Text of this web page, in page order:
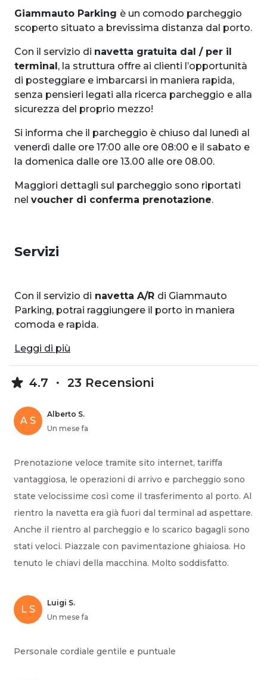
Giammauto Parking è un comodo parcheggio
scoperto situato a brevissima distanza dal porto.
Con il servizio di navetta gratuita dal / per il
terminal , la struttura offre ai clienti l’opportunità
di posteggiare e imbarcarsi in maniera rapida,
senza pensieri legati alla ricerca parcheggio e alla
sicurezza del proprio mezzo!
Si informa che il parcheggio è chiuso dal lunedì al
venerdì dalle ore 17:00 alle ore 08:00 e il sabato e
la domenica dalle ore 13.00 alle ore 08.00.
Maggiori dettagli sul parcheggio sono riportati
nel voucher di conferma prenotazione.
Servizi
Con il servizio di navetta A/R di Giammauto
Parking, potrai raggiungere il porto in maniera
comoda e rapida.
Leggi di più
4.7 23 Recensioni
A S
Alberto S.
Un mese fa
Prenotazione veloce tramite sito internet, tariffa
vantaggiosa, le operazioni di arrivo e parcheggio sono
state velocissime così come il trasferimento al porto. Al
rientro la navetta era già fuori dal terminal ad aspettare.
Anche il rientro al parcheggio e lo scarico bagagli sono
stati veloci. Piazzale con pavimentazione ghiaiosa. Ho
tenuto le chiavi della macchina. Molto soddisfatto.
L S
Luigi S.
Un mese fa
Personale cordiale gentile e puntuale